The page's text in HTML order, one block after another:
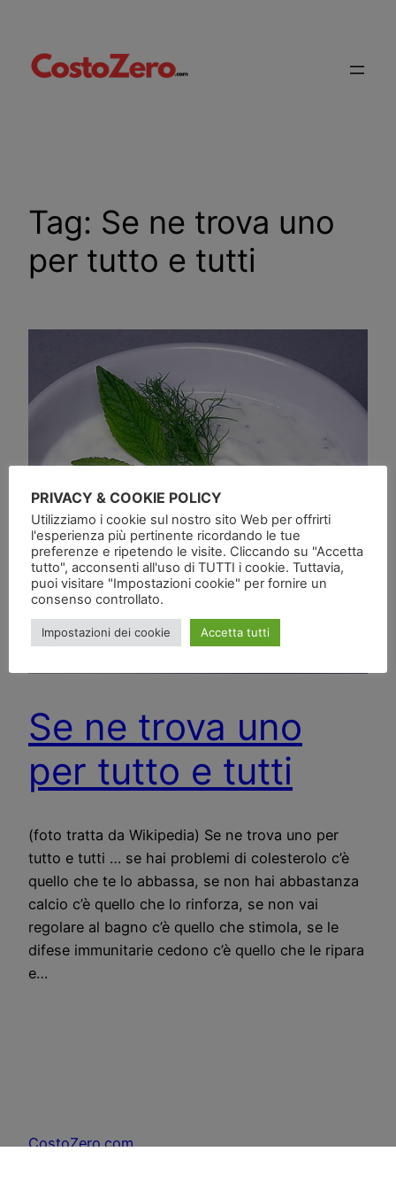
contenuto
Tag: Se ne trova uno
per tutto e tutti
Se ne trova uno
per tutto e tutti
(foto tratta da Wikipedia) Se ne trova uno per
tutto e tutti … se hai problemi di colesterolo c’è
quello che te lo abbassa, se non hai abbastanza
calcio c’è quello che lo rinforza, se non vai
regolare al bagno c’è quello che stimola, se le
difese immunitarie cedono c’è quello che le ripara
e…
CostoZero.com
PRIVACY & COOKIE POLICY
Utilizziamo i cookie sul nostro sito Web per offrirti
l'esperienza più pertinente ricordando le tue
preferenze e ripetendo le visite. Cliccando su "Accetta
tutto", acconsenti all'uso di TUTTI i cookie. Tuttavia,
puoi visitare "Impostazioni cookie" per fornire un
consenso controllato.
Impostazioni dei cookie Accetta tutti